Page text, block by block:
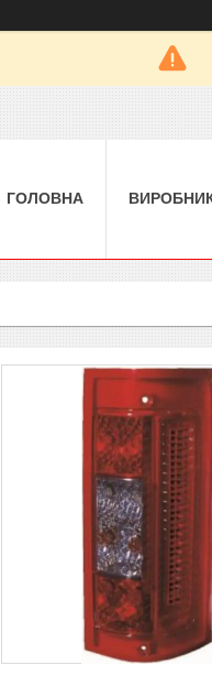
ГОЛОВНА